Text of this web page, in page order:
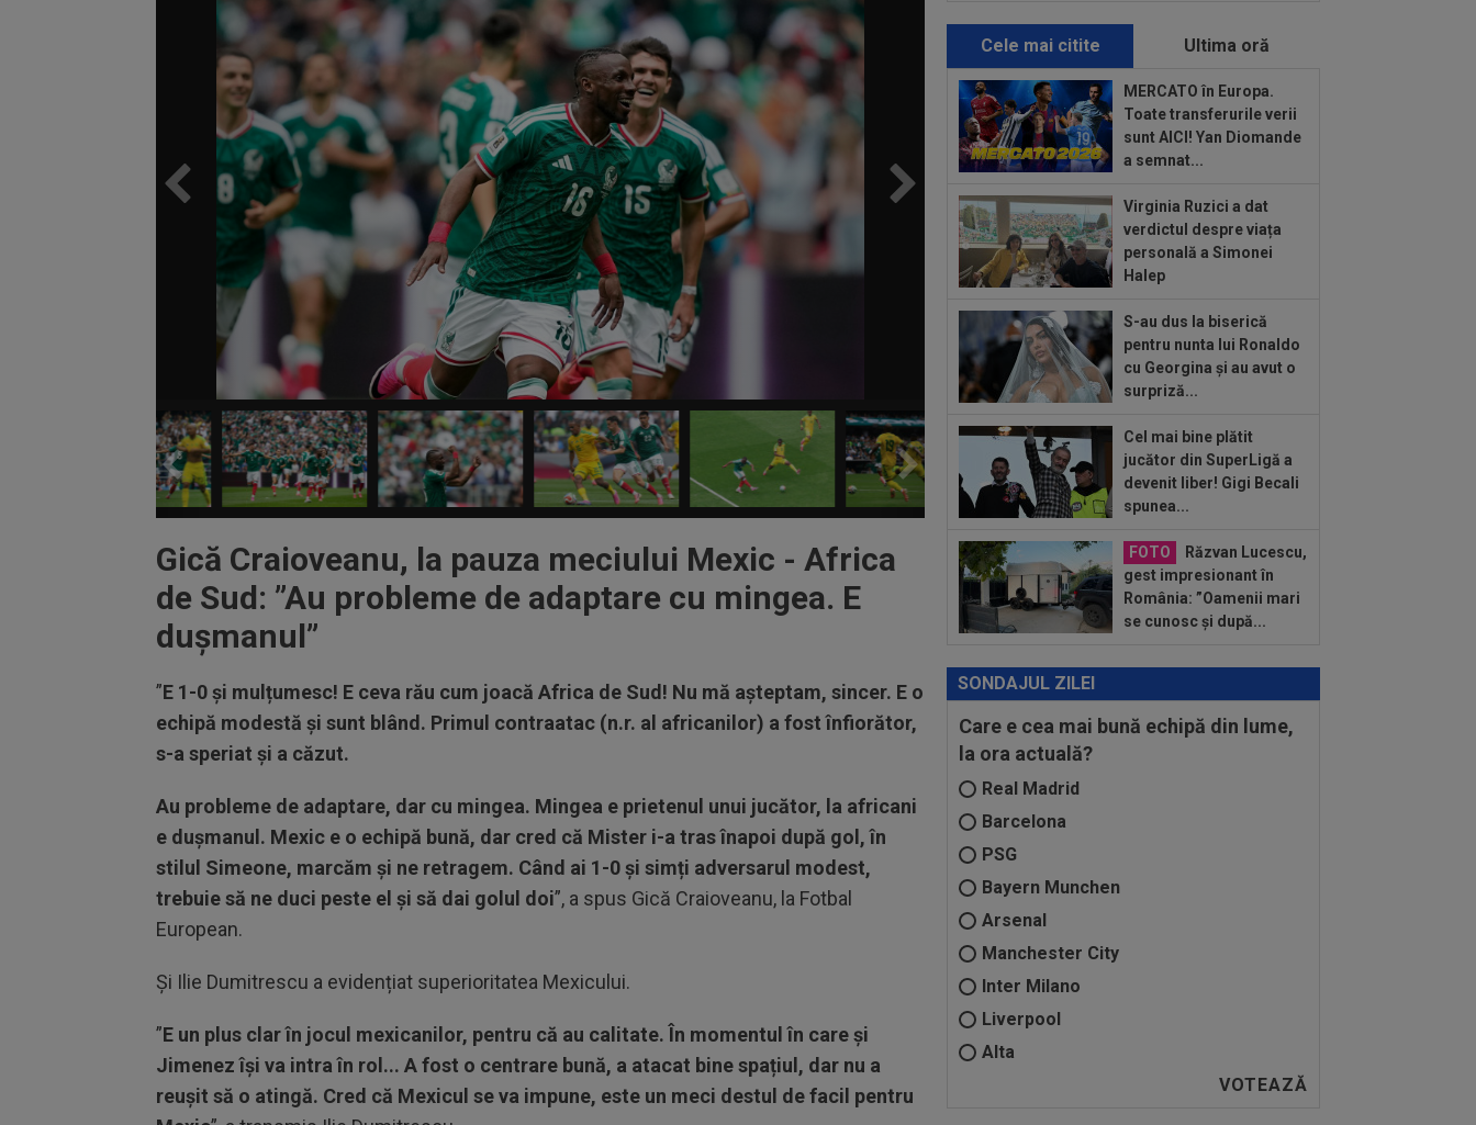
Gică Craioveanu, la pauza meciului Mexic - Africa
de Sud: ”Au probleme de adaptare cu mingea. E
dușmanul”
”E 1-0 și mulțumesc! E ceva rău cum joacă Africa de Sud! Nu mă așteptam, sincer. E o
echipă modestă și sunt blând. Primul contraatac (n.r. al africanilor) a fost înfiorător,
s-a speriat și a căzut.
Au probleme de adaptare, dar cu mingea. Mingea e prietenul unui jucător, la africani
e dușmanul. Mexic e o echipă bună, dar cred că Mister i-a tras înapoi după gol, în
stilul Simeone, marcăm și ne retragem. Când ai 1-0 și simți adversarul modest,
trebuie să ne duci peste el și să dai golul doi”, a spus Gică Craioveanu, la Fotbal
European.
Și Ilie Dumitrescu a evidențiat superioritatea Mexicului.
”E un plus clar în jocul mexicanilor, pentru că au calitate. În momentul în care și
Jimenez își va intra în rol... A fost o centrare bună, a atacat bine spațiul, dar nu a
reușit să o atingă. Cred că Mexicul se va impune, este un meci destul de facil pentru
12:07
Universitatea Craiova - FC Argeș,
LIVE VIDEO, 21:30, DGS 1. Un jucător a
plecat...
12:07
VIDEO
Chindia Târgoviște -
Metaloglobus, 16:30, pe Digi Sport 1.
Ultimul meci al...
în direct și a anunțat 3 transferuri la FC
Argeș: ”De...
13:22
”Pachet de 6 cifre” pentru amanta
lui Infantino? Comunicat vehement
Giovanni Becali a rămas
”interzis” când a aflat ce i-a spus MM
Stoica lui Gigi...
12:48
Sepsi - FCSB | LIVE VIDEO, luni,
la...
12:43
Ce a spus Federico Valverde
despre Jose Mourinho, după meciul din
Ungaria
plecări de la Barcelona
Cele mai citite Ultima oră
MERCATO în Europa.
Toate transferurile verii
sunt AICI! Yan Diomande
a semnat...
Virginia Ruzici a dat
verdictul despre viața
personală a Simonei
Halep
S-au dus la biserică
pentru nunta lui Ronaldo
cu Georgina și au avut o
surpriză...
Cel mai bine plătit
jucător din SuperLigă a
devenit liber! Gigi Becali
spunea...
FOTO
Răzvan Lucescu,
gest impresionant în
România: ”Oamenii mari
se cunosc și după...
SONDAJUL ZILEI
Care e cea mai bună echipă din lume,
la ora actuală?
Real Madrid
Barcelona
PSG
Bayern Munchen
Arsenal
Manchester City
Inter Milano
Liverpool
Alta